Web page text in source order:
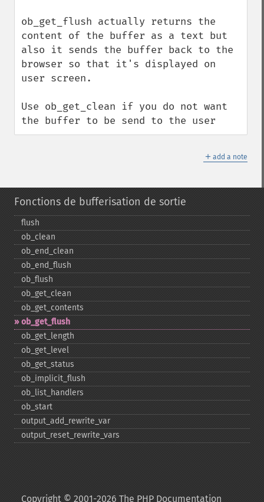
ob_get_flush actually returns the
content of the buffer as a text but
also it sends the buffer back to the
browser so that it's displayed on
user screen.
Use ob_get_clean if you do not want
the buffer to be send to the user
＋ add a note
Fonctions de bufferisation de sortie
flush
ob_​clean
ob_​end_​clean
ob_​end_​flush
ob_​flush
ob_​get_​clean
ob_​get_​contents
ob_​get_​flush
ob_​get_​length
ob_​get_​level
ob_​get_​status
ob_​implicit_​flush
ob_​list_​handlers
ob_​start
output_​add_​rewrite_​var
output_​reset_​rewrite_​vars
Copyright © 2001-2026 The PHP Documentation